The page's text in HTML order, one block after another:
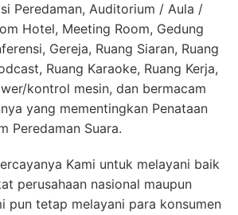
Peredaman, Auditorium / Aula /
Hotel, Meeting Room, Gedung
Gereja, Ruang Siaran, Ruang
Ruang Karaoke, Ruang Kerja,
kontrol mesin, dan bermacam
yang mementingkan Penataan
Peredaman Suara.
Kami untuk melayani baik
perusahaan nasional maupun
pun tetap melayani para konsumen